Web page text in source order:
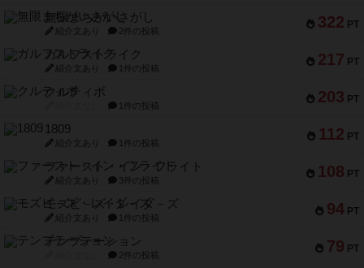
322 PT
無限まちがいさがし
紹介文あり 2件の投稿
217 PT
ガルフストライク
紹介文あり 1件の投稿
203 PT
クルティボ
1件の投稿
112 PT
1809
紹介文あり 1件の投稿
108 PT
ファースト・イン・フライト
紹介文あり 3件の投稿
94 PT
モズビ－ズ・レイダ－ズ
紹介文あり 1件の投稿
79 PT
テンプテーション
2件の投稿